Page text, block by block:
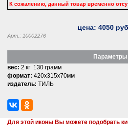
К сожалению, данный товар временно
цена: 4050
Арт.: 10002276
Параметры
вес: 2 кг 130 грамм
формат: 420x315x70мм
издатель: ТИЛЬ
Для этой иконы Вы можете подобрать